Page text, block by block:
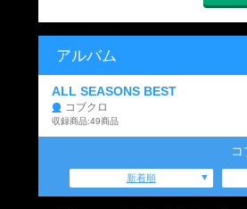
アルバム
ALL SEASONS BEST
コブクロ
収録商品:49商品
新着順